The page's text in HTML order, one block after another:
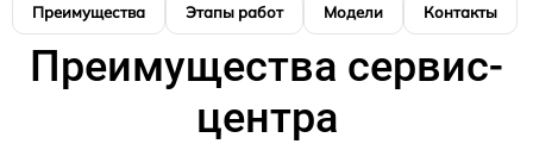
Преимущества Этапы работ Модели Контакты
Преимущества сервис-
центра